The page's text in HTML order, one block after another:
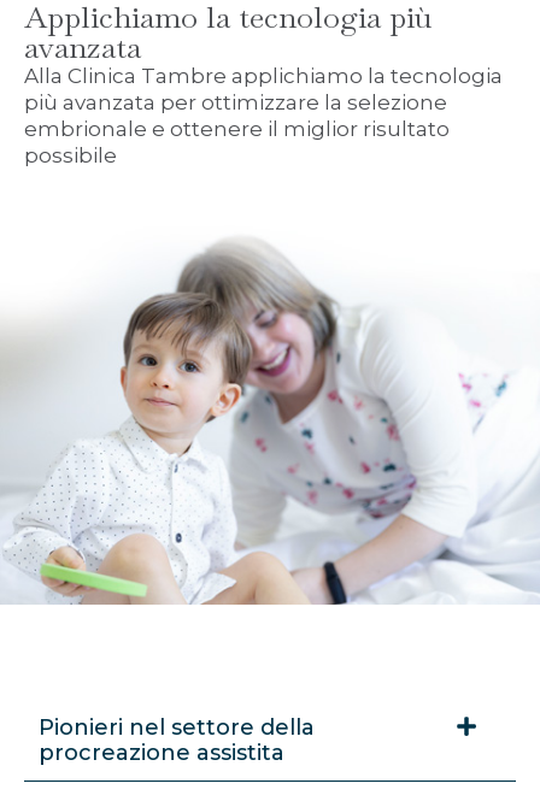
Applichiamo la tecnologia più
avanzata
Alla Clinica Tambre applichiamo la tecnologia
più avanzata per ottimizzare la selezione
embrionale e ottenere il miglior risultato
possibile
Pionieri nel settore della
procreazione assistita